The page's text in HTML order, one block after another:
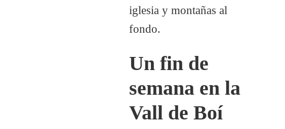
Un fin de
semana en la
Vall de Boí